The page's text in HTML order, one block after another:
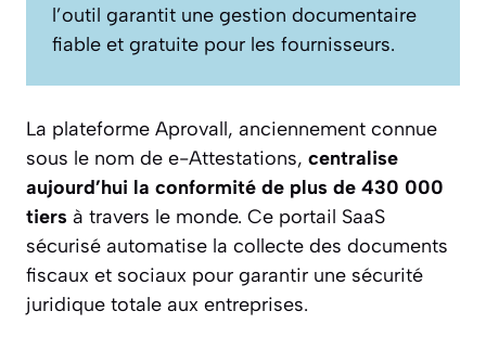
l’outil garantit une gestion documentaire
fiable et gratuite pour les fournisseurs.
La plateforme Aprovall, anciennement connue
sous le nom de e-Attestations, centralise
aujourd’hui la conformité de plus de 430 000
tiers à travers le monde. Ce portail SaaS
sécurisé automatise la collecte des documents
fiscaux et sociaux pour garantir une sécurité
juridique totale aux entreprises.